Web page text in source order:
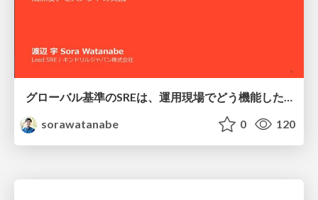
グローバル基準のSREは、運用現場でどう機能したか：成熟度アセスメントの実践 ／ SRE NEXT 2026
sorawatanabe
0 120